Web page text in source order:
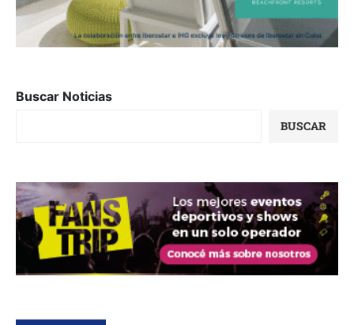
Buscar Noticias
BUSCAR